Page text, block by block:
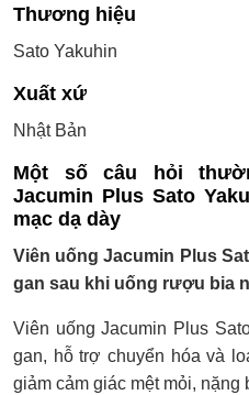
Thương hiệu
Sato Yakuhin
Xuất xứ
Nhật Bản
Một số câu hỏi
Jacumin Plus Sato
mạc dạ dày
Viên uống Jacumin Plus
gan sau khi uống rượu bia
Viên uống Jacumin Plus
gan, hỗ trợ chuyển hóa và
giảm cảm giác mệt mỏi, nặng